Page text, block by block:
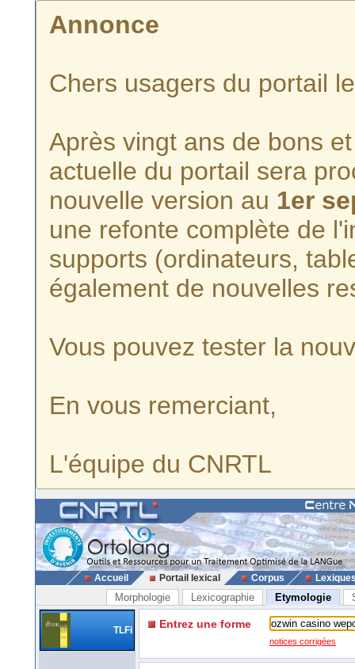
Annonce
Chers usagers du portail
Après vingt ans de bons
actuelle du portail sera
nouvelle version au 1er
une refonte complète de
supports (ordinateurs,
également de nouvelles
Vous pouvez tester la
En vous remerciant,
L'équipe du CNRTL
Accueil Portail lexical Corpus
Morphologie Lexicographie Etymologie
TLFi Entrez une forme
notices corrigées